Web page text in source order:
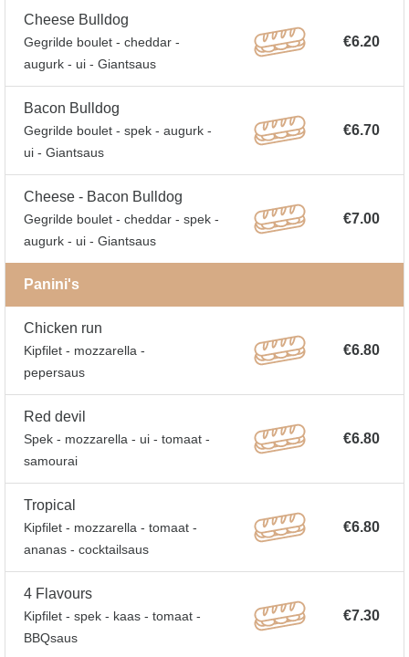
Cheese Bulldog
Gegrilde boulet - cheddar -
augurk - ui - Giantsaus
€6.20
Bacon Bulldog
Gegrilde boulet - spek - augurk -
ui - Giantsaus
€6.70
Cheese - Bacon Bulldog
Gegrilde boulet - cheddar - spek -
augurk - ui - Giantsaus
€7.00
Panini's
Chicken run
Kipfilet - mozzarella -
pepersaus
€6.80
Red devil
Spek - mozzarella - ui - tomaat -
samourai
€6.80
Tropical
Kipfilet - mozzarella - tomaat -
ananas - cocktailsaus
€6.80
4 Flavours
Kipfilet - spek - kaas - tomaat -
BBQsaus
€7.30